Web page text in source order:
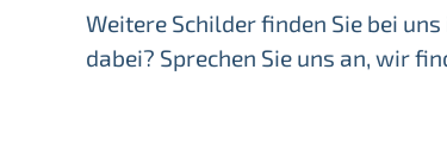
Weitere Schilder finden Sie bei
dabei? Sprechen Sie uns an, wir